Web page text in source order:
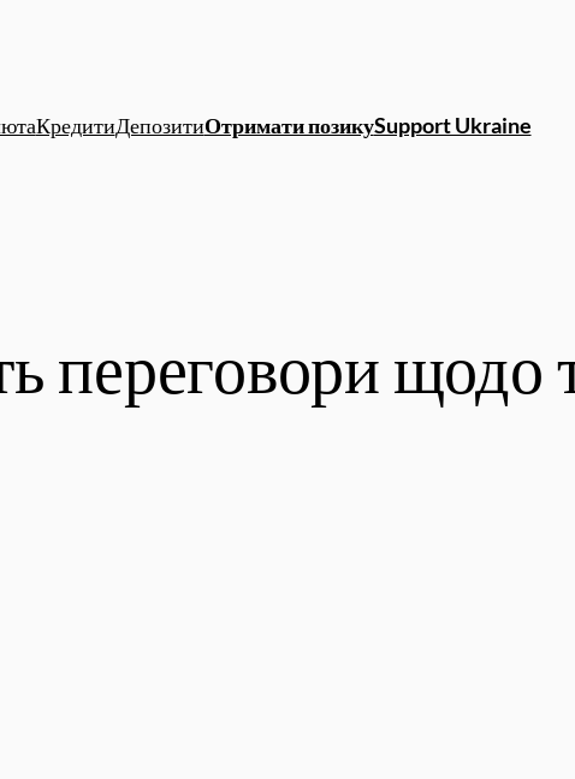
КредитиДепозитиОтримати позикуSupport Ukraine
переговори щодо